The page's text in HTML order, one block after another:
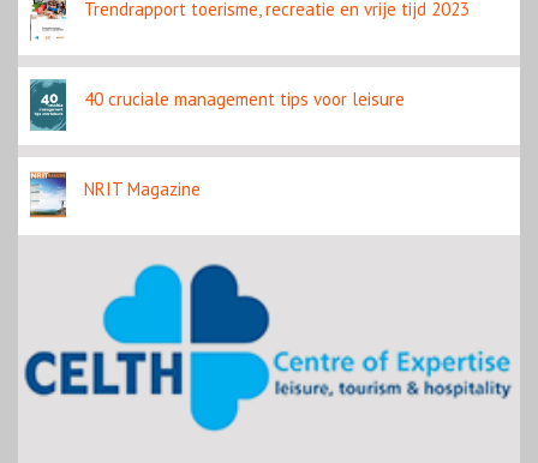
Trendrapport toerisme, recreatie en vrije tijd 2023
40 cruciale management tips voor leisure
NRIT Magazine